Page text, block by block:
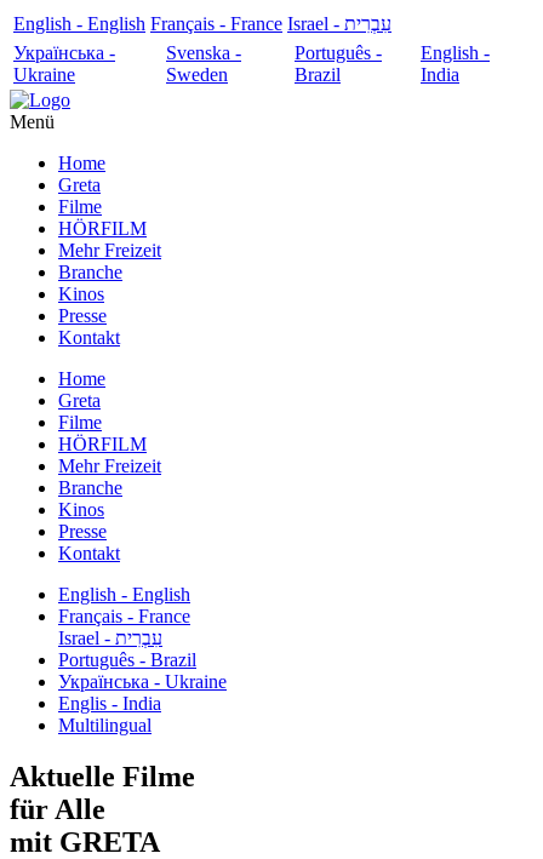
English - English Français - France
עִבְרִית - Israel
Українська -
Ukraine
Svenska -
Sweden
Português -
Brazil
English -
India
Menü
Home
Greta
Filme
HÖRFILM
Mehr Freizeit
Branche
Kinos
Presse
Kontakt
Home
Greta
Filme
HÖRFILM
Mehr Freizeit
Branche
Kinos
Presse
Kontakt
English - English
Français - France
עִבְרִית - Israel
Português - Brazil
Українська - Ukraine
Englis - India
Multilingual
Aktuelle Filme
für Alle
mit GRETA